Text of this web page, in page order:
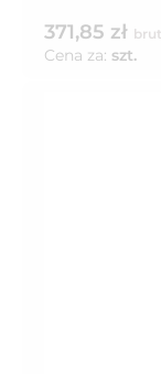
371,85 zł
Cena za: szt.